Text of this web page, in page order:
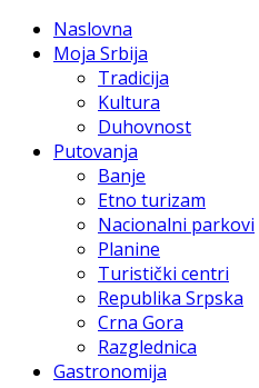
Naslovna
Moja Srbija
Tradicija
Kultura
Duhovnost
Putovanja
Banje
Etno turizam
Nacionalni parkovi
Planine
Turistički centri
Republika Srpska
Crna Gora
Razglednica
Gastronomija